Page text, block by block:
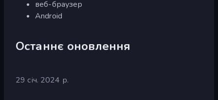
веб-браузер
Android
Останнє оновлення
29 січ. 2024 р.